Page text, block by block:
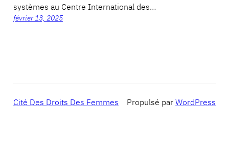
systèmes au Centre International des…
février 13, 2025
Cité Des Droits Des Femmes Propulsé parWordPress